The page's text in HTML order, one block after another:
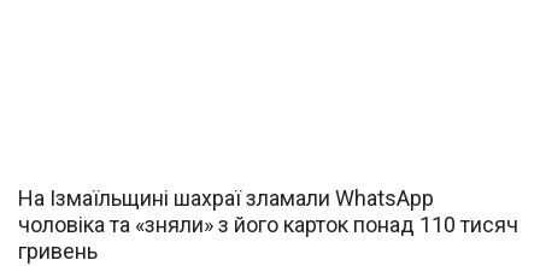
На Ізмаїльщині шахраї зламали WhatsApp
чоловіка та «зняли» з його карток понад 110 тисяч
гривень